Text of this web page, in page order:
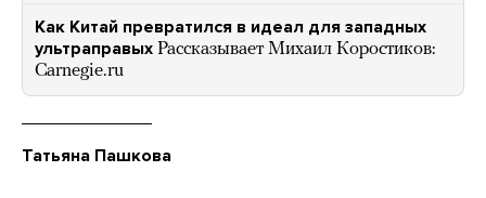
Как Китай превратился в идеал для западных
ультраправых Рассказывает Михаил Коростиков:
Carnegie.ru
Татьяна Пашкова